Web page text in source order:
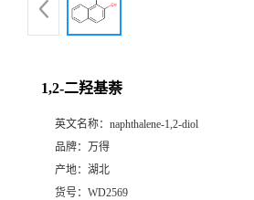
1,2-二羟基萘
英文名称： naphthalene-1,2-diol
品牌： 万得
产地： 湖北
货号： WD2569